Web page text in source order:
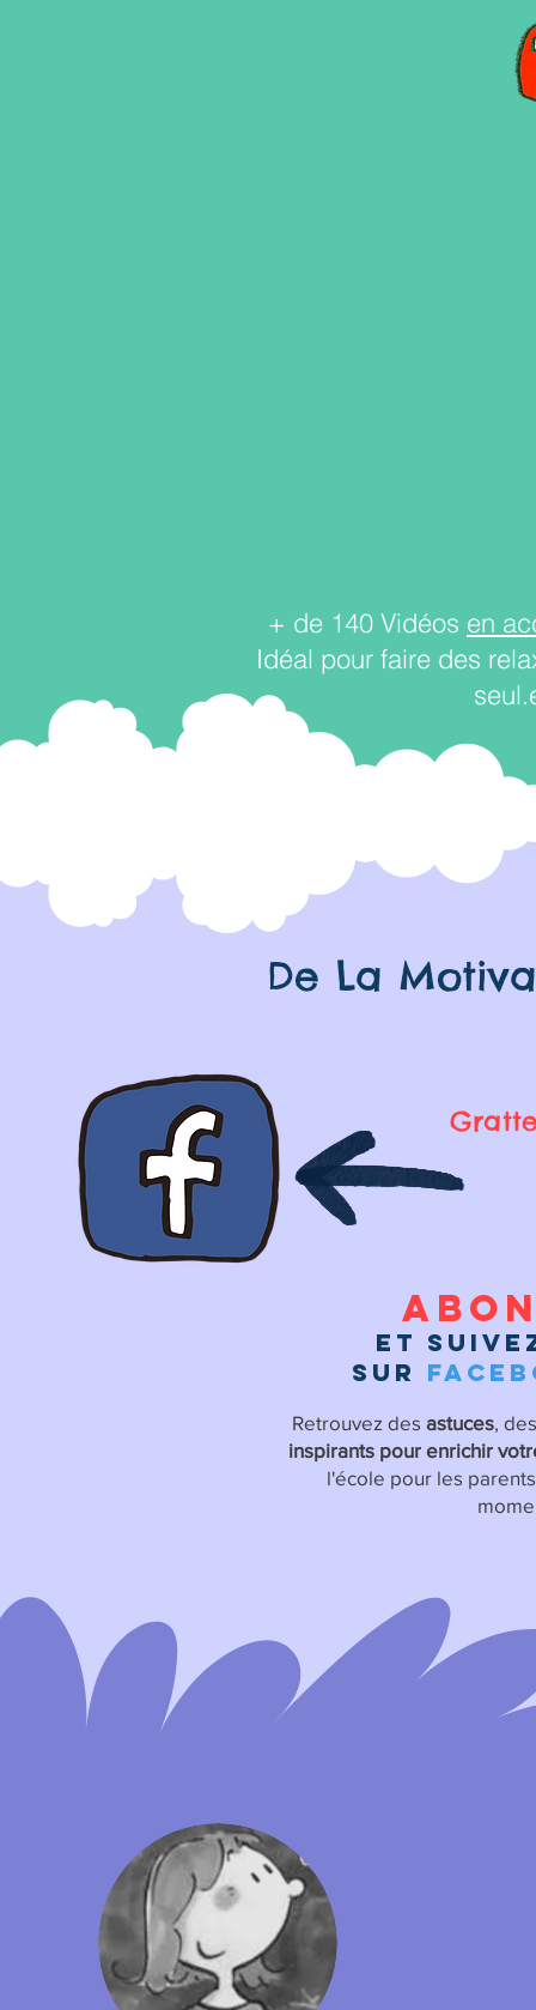
+ de 140 Vidéos en
Idéal pour faire des
De La
et
sur
Retrouvez des astuces,
inspirants pour enrichir
l'école pour les